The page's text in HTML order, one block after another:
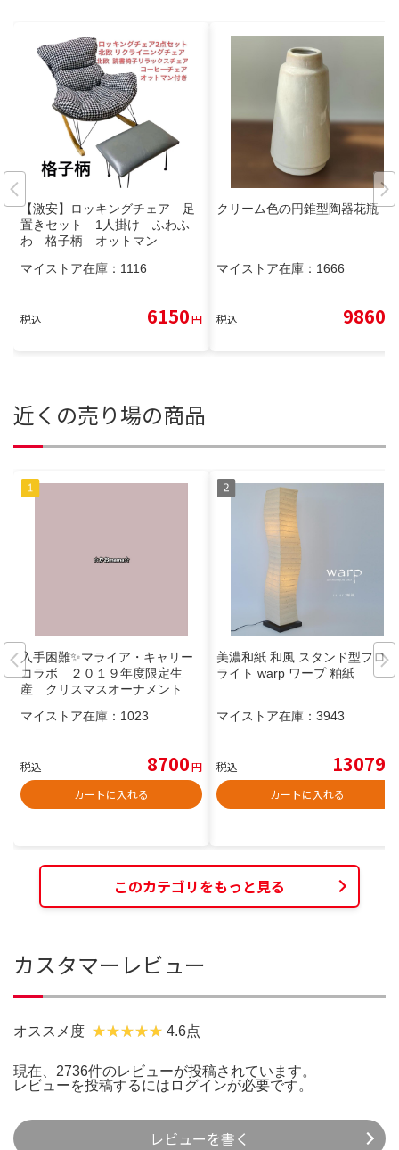
【激安】ロッキングチェア 足
置きセット 1人掛け ふわふ
わ 格子柄 オットマン
マイストア在庫： 1116
税込 6150円
クリーム色の円錐型陶器花瓶
マイストア在庫： 1666
税込 9860
近くの売り場の商品
入手困難✨マライア・キャリー
コラボ ２０１９年度限定生
産 クリスマスオーナメント
マイストア在庫： 1023
税込 8700円
カートに入れる
美濃和紙 和風 スタンド型フロア
ライト warp ワープ 粕紙
マイストア在庫： 3943
税込 13079
カートに入れる
このカテゴリをもっと見る
カスタマーレビュー
オススメ度 4.6点
現在、2736件のレビューが投稿されています。
レビューを投稿するには ログインが必要です。
レビューを書く